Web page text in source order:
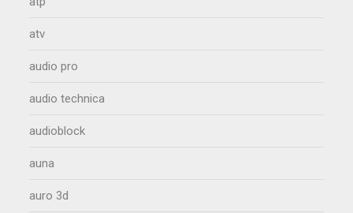
atv
audio pro
audio technica
audioblock
auna
auro 3d